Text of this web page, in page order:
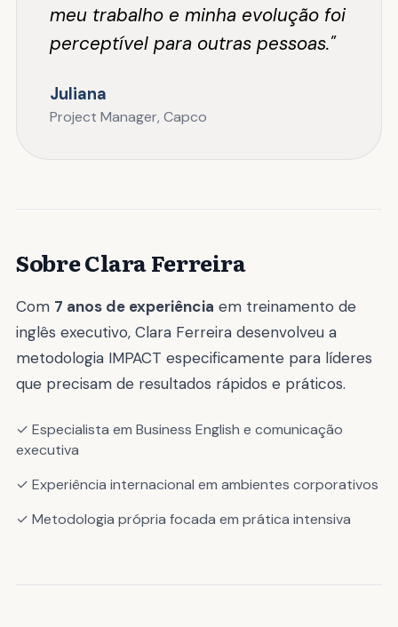
meu trabalho e minha evolução foi
perceptível para outras pessoas."
Juliana
Project Manager, Capco
Sobre Clara Ferreira
Com 7 anos de experiência em treinamento de
inglês executivo, Clara Ferreira desenvolveu a
metodologia IMPACT especificamente para líderes
que precisam de resultados rápidos e práticos.
✓ Especialista em Business English e comunicação
executiva
✓ Experiência internacional em ambientes corporativos
✓ Metodologia própria focada em prática intensiva